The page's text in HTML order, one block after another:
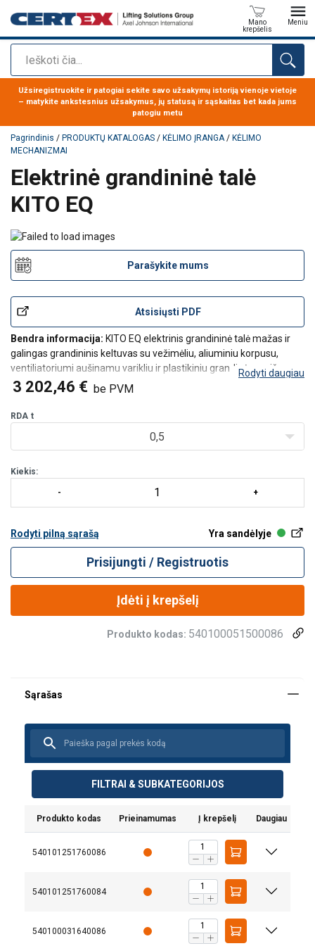
Paieška
Mano
krepšelis
Meniu
Produktas buvo pridėtas prie jūsų užklausos
Užsiregistruokite ir patogiai sekite savo užsakymų istoriją vienoje vietoje
– matykite ankstesnius užsakymus, jų statusą ir sąskaitas bet kada jums
patogiu metu
Pagrindinis / PRODUKTŲ KATALOGAS / KĖLIMO ĮRANGA/ KĖLIMO
MECHANIZMAI
Elektrinė grandininė talė
KITO EQ
Parašykite mums
Atsisiųsti PDF
Bendra informacija: KITO EQ elektrinis grandininė talė mažas ir
galingas grandininis keltuvas su vežimėliu, aliuminiu korpusu,
ventiliatoriumi aušinamu varikliu ir plastikiniu grandinės maišu.
Didelio našumo funkcija: 130 % greitis esant mažesniam nei 30 %
WLL
Rodyti daugiau
3 202,46 € be PVM
RDA t
0,5
Kiekis:
Rodyti pilną sąrašą Yra sandėlyje
Prisijungti / Registruotis
Įdėti į krepšelį
Produkto kodas: 540100051500086
FILTRAI & SUBKATEGORIJOS
Produkto kodas Prieinamumas Į krepšelį Daugiau
540101251760086
540101251760084
540100031640086
KITO EQ elektrinis grandininė talė
mažas ir galingas grandininis keltuvas su vežimėliu,